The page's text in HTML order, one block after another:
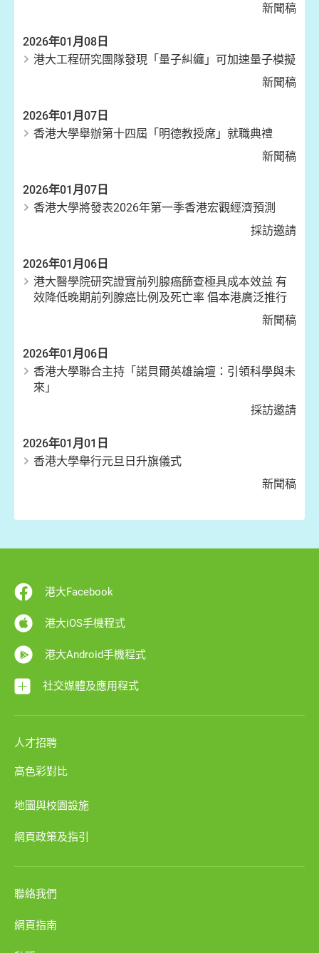
新聞稿
2026年01月08日
港大工程研究團隊發現「量子糾纏」可加速量子模擬
新聞稿
2026年01月07日
香港大學舉辦第十四屆「明德教授席」就職典禮
新聞稿
2026年01月07日
香港大學將發表2026年第一季香港宏觀經濟預測
採訪邀請
2026年01月06日
港大醫學院研究證實前列腺癌篩查極具成本效益 有
效降低晚期前列腺癌比例及死亡率 倡本港廣泛推行
新聞稿
2026年01月06日
香港大學聯合主持「諾貝爾英雄論壇：引領科學與未
來」
採訪邀請
2026年01月01日
香港大學舉行元旦日升旗儀式
新聞稿
港大Facebook
港大iOS手機程式
港大Android手機程式
社交媒體及應用程式
人才招聘
高色彩對比
地圖與校園設施
網頁政策及指引
聯絡我們
網頁指南